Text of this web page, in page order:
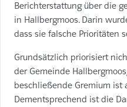
Berichterstattung über die
in Hallbergmoos. Darin
dass sie falsche Prioritäten
Grundsätzlich priorisiert
der Gemeinde
beschließende Gremium ist
Dementsprechend ist die